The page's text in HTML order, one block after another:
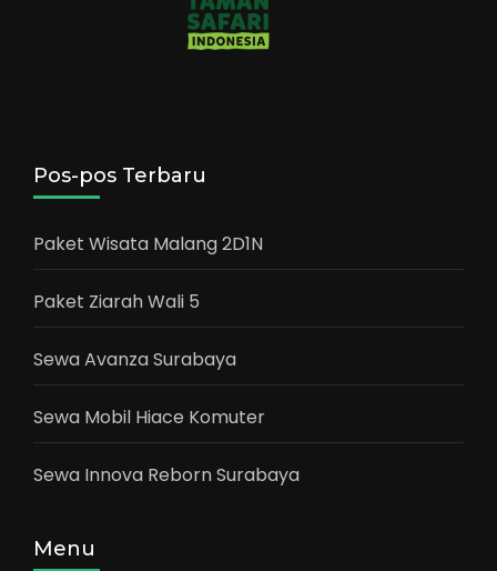
Pos-pos Terbaru
Paket Wisata Malang 2D1N
Paket Ziarah Wali 5
Sewa Avanza Surabaya
Sewa Mobil Hiace Komuter
Sewa Innova Reborn Surabaya
Menu